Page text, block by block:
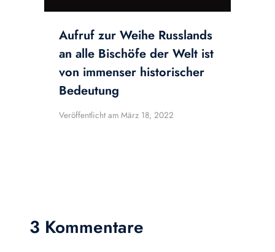
Aufruf zur Weihe Russlands
an alle Bischöfe der Welt ist
von immenser historischer
Bedeutung
Veröffentlicht am März 18, 2022
3 Kommentare